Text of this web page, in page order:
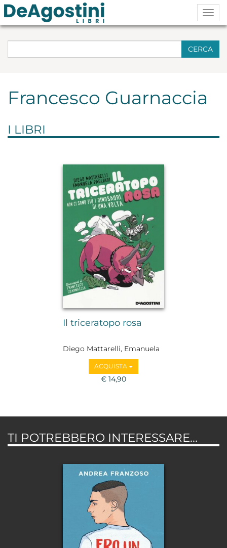
CERCA
Francesco Guarnaccia
I LIBRI
Il triceratopo rosa
Diego Mattarelli, Emanuela
Pagliari
ACQUISTA
€ 14,90
TI POTREBBERO INTERESSARE...